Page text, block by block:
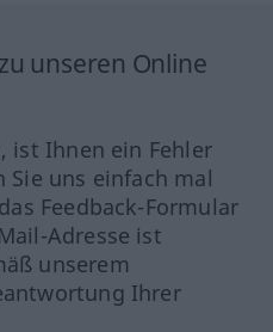
unseren Online
ist Ihnen ein Fehler
uns einfach mal
Feedback-Formular
Adresse ist
unserem
Ihrer